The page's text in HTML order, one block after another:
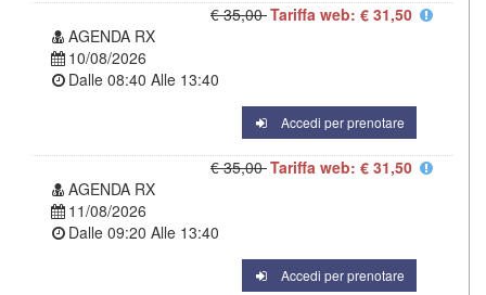
€ 35,00Tariffa web: € 31,50
AGENDA RX
10/08/2026
Dalle 08:40 Alle 13:40
Accedi per prenotare
€ 35,00Tariffa web: € 31,50
AGENDA RX
11/08/2026
Dalle 09:20 Alle 13:40
Accedi per prenotare